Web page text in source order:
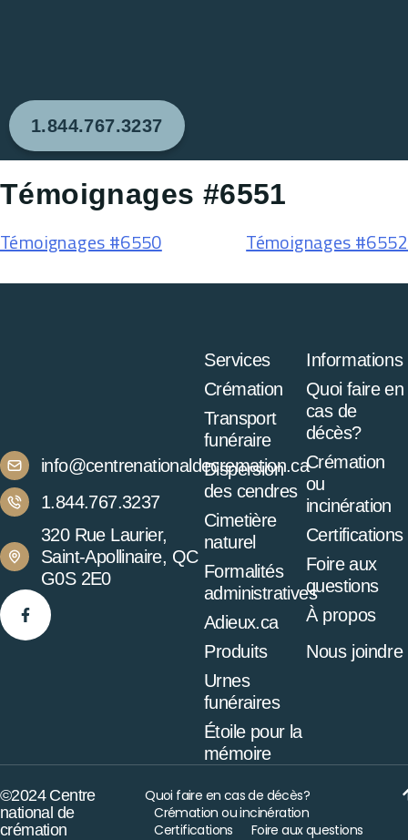
1.844.767.3237
Témoignages #6551
Témoignages #6550 Témoignages #6552
info@centrenationaldecremation.ca
1.844.767.3237
320 Rue Laurier,
Saint-Apollinaire, QC
G0S 2E0
Services
Crémation
Transport
funéraire
Dispersion
des cendres
Cimetière
naturel
Formalités
administratives
Adieux.ca
Produits
Urnes
funéraires
Étoile pour la
mémoire
Informations
Quoi faire en
cas de
décès?
Crémation
ou
incinération
Certifications
Foire aux
questions
À propos
Nous joindre
©2024 Centre
national de
crémation
Quoi faire en cas de décès?
Crémation ou incinération
Certifications
Foire aux questions